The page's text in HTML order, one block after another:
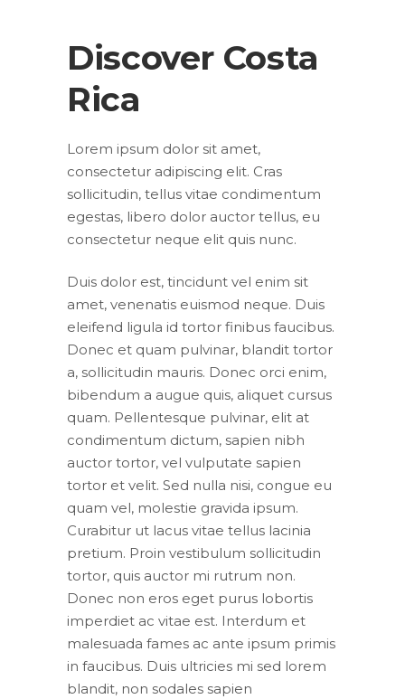
Discover Costa
Rica
Lorem ipsum dolor sit amet,
consectetur adipiscing elit. Cras
sollicitudin, tellus vitae condimentum
egestas, libero dolor auctor tellus, eu
consectetur neque elit quis nunc.
Duis dolor est, tincidunt vel enim sit
amet, venenatis euismod neque. Duis
eleifend ligula id tortor finibus faucibus.
Donec et quam pulvinar, blandit tortor
a, sollicitudin mauris. Donec orci enim,
bibendum a augue quis, aliquet cursus
quam. Pellentesque pulvinar, elit at
condimentum dictum, sapien nibh
auctor tortor, vel vulputate sapien
tortor et velit. Sed nulla nisi, congue eu
quam vel, molestie gravida ipsum.
Curabitur ut lacus vitae tellus lacinia
pretium. Proin vestibulum sollicitudin
tortor, quis auctor mi rutrum non.
Donec non eros eget purus lobortis
imperdiet ac vitae est. Interdum et
malesuada fames ac ante ipsum primis
in faucibus. Duis ultricies mi sed lorem
blandit, non sodales sapien